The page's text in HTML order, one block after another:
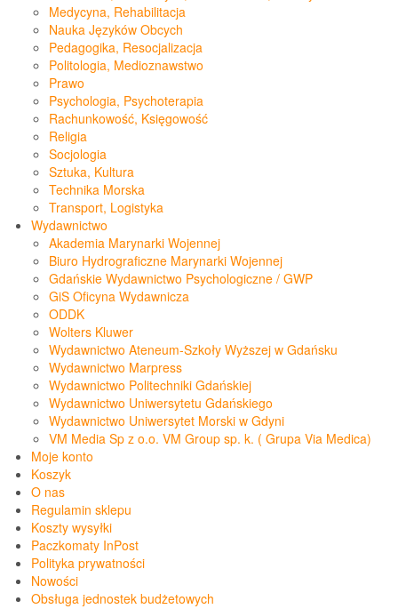
Medycyna, Rehabilitacja
Nauka Języków Obcych
Pedagogika, Resocjalizacja
Politologia, Medioznawstwo
Prawo
Psychologia, Psychoterapia
Rachunkowość, Księgowość
Religia
Socjologia
Sztuka, Kultura
Technika Morska
Transport, Logistyka
Wydawnictwo
Akademia Marynarki Wojennej
Biuro Hydrograficzne Marynarki Wojennej
Gdańskie Wydawnictwo Psychologiczne / GWP
GiS Oficyna Wydawnicza
ODDK
Wolters Kluwer
Wydawnictwo Ateneum-Szkoły Wyższej w Gdańsku
Wydawnictwo Marpress
Wydawnictwo Politechniki Gdańskiej
Wydawnictwo Uniwersytetu Gdańskiego
Wydawnictwo Uniwersytet Morski w Gdyni
VM Media Sp z o.o. VM Group sp. k. ( Grupa Via Medica)
Moje konto
Koszyk
O nas
Regulamin sklepu
Koszty wysyłki
Paczkomaty InPost
Polityka prywatności
Nowości
Obsługa jednostek budżetowych